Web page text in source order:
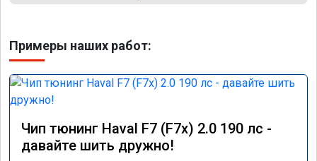
Примеры наших работ:
Чип тюнинг Haval F7 (F7x) 2.0 190 лс -
давайте шить дружно!